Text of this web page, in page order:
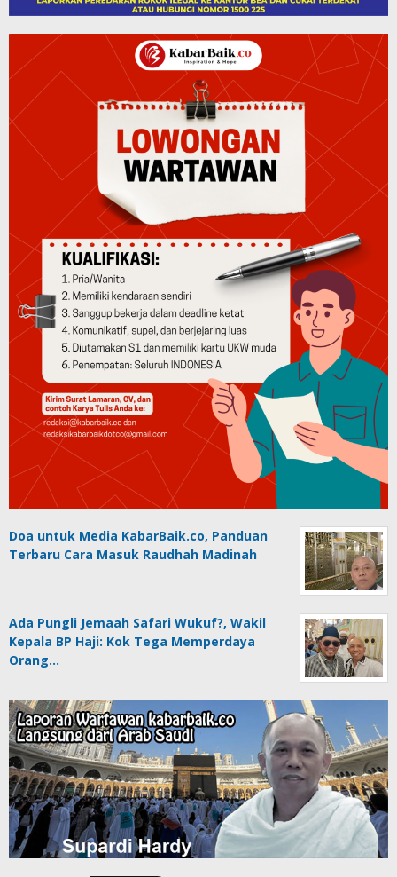
Doa untuk Media KabarBaik.co, Panduan
Terbaru Cara Masuk Raudhah Madinah
Ada Pungli Jemaah Safari Wukuf?, Wakil
Kepala BP Haji: Kok Tega Memperdaya
Orang…